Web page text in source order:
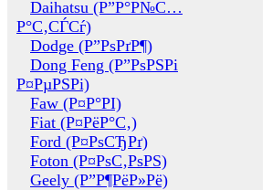
Daihatsu (Р”Р°Р№С…
Р°С‚СЃСѓ)
Dodge (Р”РѕРґР¶)
Dong Feng (Р”РѕРЅРі
Р¤РµРЅРі)
Faw (Р¤Р°РІ)
Fiat (Р¤РёР°С‚)
Ford (Р¤РѕСЂРґ)
Foton (Р¤РѕС‚РѕРЅ)
Geely (Р”Р¶РёР»Рё)